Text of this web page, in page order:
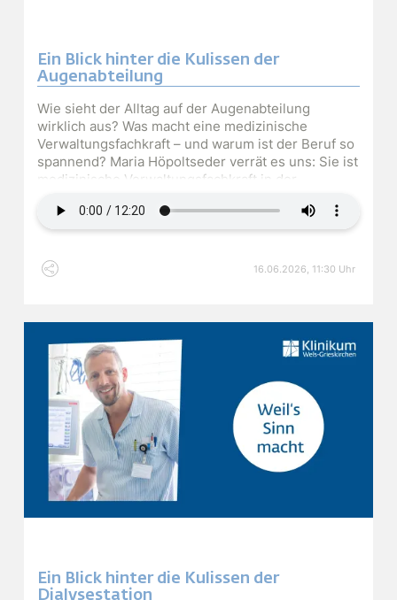
Ein Blick hinter die Kulissen der
Augenabteilung
Wie sieht der Alltag auf der Augenabteilung
wirklich aus? Was macht eine medizinische
Verwaltungsfachkraft – und warum ist der Beruf so
spannend? Maria Höpoltseder verrät es uns: Sie ist
medizinische Verwaltungsfachkraft in der
Klinikum Wels-Grieskirchen.
16.06.2026, 11:30 Uhr
Ein Blick hinter die Kulissen der
Dialysestation